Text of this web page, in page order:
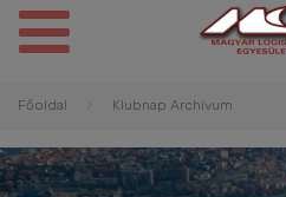
Főoldal Klubnap Archívum